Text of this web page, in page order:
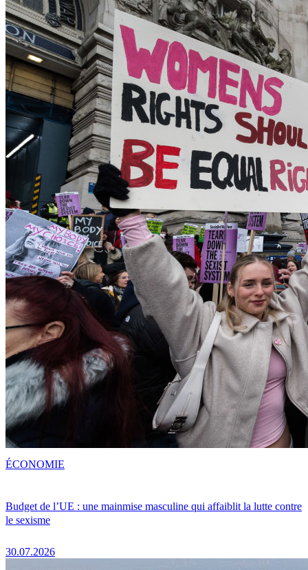
Budget de l’UE : une mainmise masculine qui affaiblit la lutte contre
le sexisme
30.07.2026
ÉCONOMIE